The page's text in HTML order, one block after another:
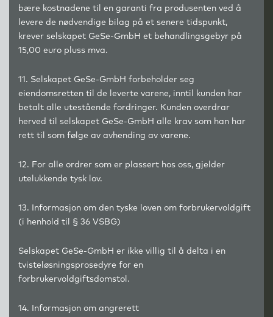
bære kostnadene til en garanti fra produsenten ved å
levere de nødvendige bilag på et senere tidspunkt,
krever selskapet GeSe-GmbH et behandlingsgebyr på
15,00 euro pluss mva.
11. Selskapet GeSe-GmbH forbeholder seg
eiendomsretten til de leverte varene, inntil kunden har
betalt alle utestående fordringer. Kunden overdrar
herved til selskapet GeSe-GmbH alle krav som han har
rett til som følge av avhending av varene.
12. For alle ordrer som er plassert hos oss, gjelder
utelukkende tysk lov.
13. Informasjon om den tyske loven om forbrukervoldgift
(i henhold til § 36 VSBG)
Selskapet GeSe-GmbH er ikke villig til å delta i en
tvisteløsningsprosedyre for en
forbrukervoldgiftsdomstol.
14. Informasjon om angrerett